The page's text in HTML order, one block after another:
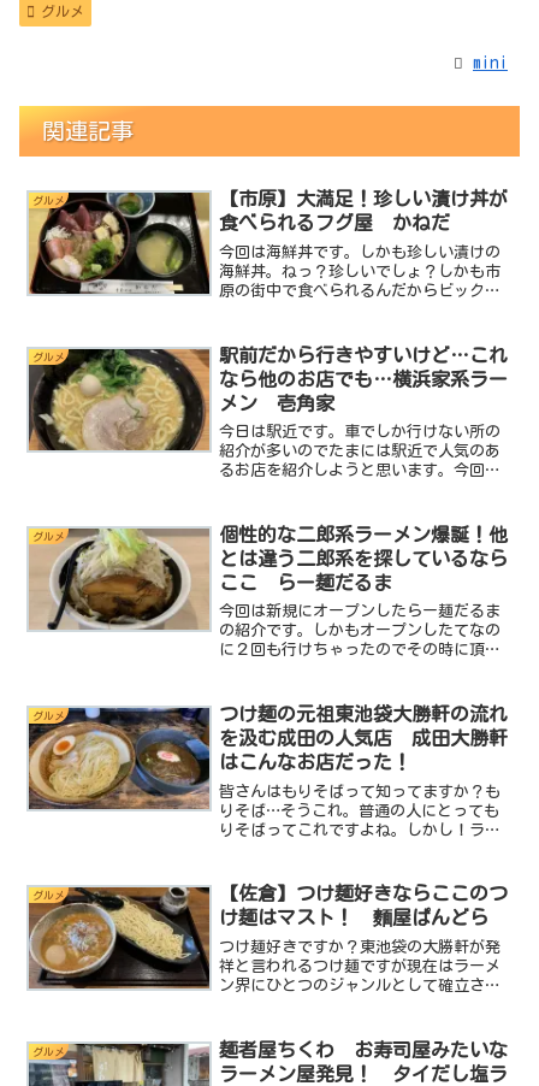
グルメ
mini
関連記事
グルメ
【市原】大満足！珍しい漬け丼が
食べられるフグ屋 かねだ
今回は海鮮丼です。しかも珍しい漬けの
海鮮丼。ねっ？珍しいでしょ？しかも市
原の街中で食べられるんだからビックリ
浦って地域にあって、普段はふぐ料理な
どお魚をメインとした...
グルメ
駅前だから行きやすいけど…これ
なら他のお店でも…横浜家系ラー
メン 壱角家
今日は駅近です。車でしか行けない所の
紹介が多いのでたまには駅近で人気のあ
るお店を紹介しようと思います。今回ご
広島県まで全国津々浦々に展開するフラ
ンチャイズのラーメン屋で...
グルメ
個性的な二郎系ラーメン爆誕！他
とは違う二郎系を探しているなら
ここ らー麺だるま
今回は新規にオープンしたらー麺だるま
の紹介です。しかもオープンしたてなの
に２回も行けちゃったのでその時に頂い
で今回ご紹介するどちらも二郎系ラーメ
ンとなります。ひとつは基...
グルメ
つけ麺の元祖東池袋大勝軒の流れ
を汲む成田の人気店 成田大勝軒
はこんなお店だった！
皆さんはもりそばって知ってますか？も
りそば…そうこれ。普通の人にとっても
りそばってこれですよね。しかし！ラー
ったと言われるつけ麺の事を指します。
今やほとんどのラーメン屋...
グルメ
【佐倉】つけ麺好きならここのつ
け麺はマスト！ 麵屋ぱんどら
つけ麺好きですか？東池袋の大勝軒が発
祥と言われるつけ麺ですが現在はラーメ
ン界にひとつのジャンルとして確立され
いいお店にあたったことがありません。
例えば…どてちん。こ...
グルメ
麺者屋ちくわ お寿司屋みたいな
ラーメン屋発見！ タイだし塩ラ